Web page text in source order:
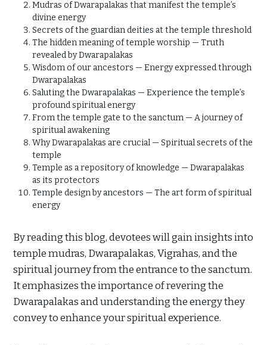
Mudras of Dwarapalakas that manifest the temple’s
divine energy
Secrets of the guardian deities at the temple threshold
The hidden meaning of temple worship — Truth
revealed by Dwarapalakas
Wisdom of our ancestors — Energy expressed through
Dwarapalakas
Saluting the Dwarapalakas — Experience the temple’s
profound spiritual energy
From the temple gate to the sanctum — A journey of
spiritual awakening
Why Dwarapalakas are crucial — Spiritual secrets of the
temple
Temple as a repository of knowledge — Dwarapalakas
as its protectors
Temple design by ancestors — The art form of spiritual
energy
By reading this blog, devotees will gain insights into
temple mudras, Dwarapalakas, Vigrahas, and the
spiritual journey from the entrance to the sanctum.
It emphasizes the importance of revering the
Dwarapalakas and understanding the energy they
convey to enhance your spiritual experience.